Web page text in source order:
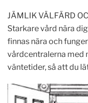
JÄMLIK VÄLFÄRD
Starkare vård nära
finnas nära och
vårdcentralerna med
väntetider, så att du